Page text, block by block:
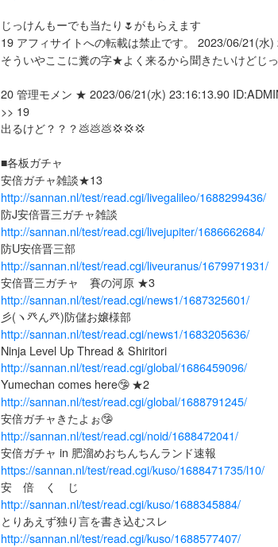
じっけんもーでも当たり🌷がもらえます
19 アフィサイトへの転載は禁止です。 2023/06/21(水
そういやここに糞の字★よく来るから聞きたいけどじ
20 管理モメン ★ 2023/06/21(水) 23:16:13.90
>> 19
出るけど？？？💩💩💩💢💢💢
■各板ガチャ
安倍ガチャ雑談★13
http://sannan.nl/test/read.cgi/livegalileo/1688299436/
防J安倍晋三ガチャ雑談
http://sannan.nl/test/read.cgi/livejupiter/1686662684/
防U安倍晋三部
http://sannan.nl/test/read.cgi/liveuranus/1679971931/
安倍晋三ガチャ 賽の河原 ★3
http://sannan.nl/test/read.cgi/news1/1687325601/
彡(ヽ癶ん癶)防儲お嬢様部
http://sannan.nl/test/read.cgi/news1/1683205636/
Ninja Level Up Thread & Shiritori
http://sannan.nl/test/read.cgi/global/1686459096/
Yumechan comes here🤥 ★2
http://sannan.nl/test/read.cgi/global/1688791245/
安倍ガチャきたよぉ🤥
http://sannan.nl/test/read.cgi/noid/1688472041/
安倍ガチャ in 肥溜めおちんちんランド速報
https://sannan.nl/test/read.cgi/kuso/1688471735/l10/
安 倍 く じ
http://sannan.nl/test/read.cgi/kuso/1688345884/
とりあえず独り言を書き込むスレ
http://sannan.nl/test/read.cgi/kuso/1688577407/